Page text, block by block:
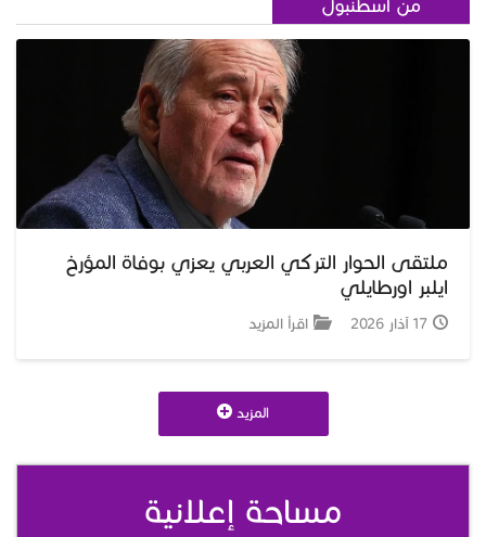
من اسطنبول
ملتقى الحوار التركي العربي يعزي بوفاة المؤرخ
ايلبر اورطايلي
17 آذار 2026 اقرأ المزيد
المزيد
مساحة إعلانية